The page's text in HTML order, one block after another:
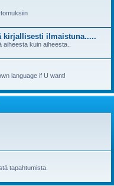
kirjallisesti ilmaistuna.....
kuin aiheesta..
language if U want!
tapahtumista.